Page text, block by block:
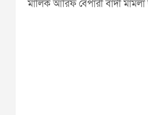
মালিক আরিফ বেপারী বাদী